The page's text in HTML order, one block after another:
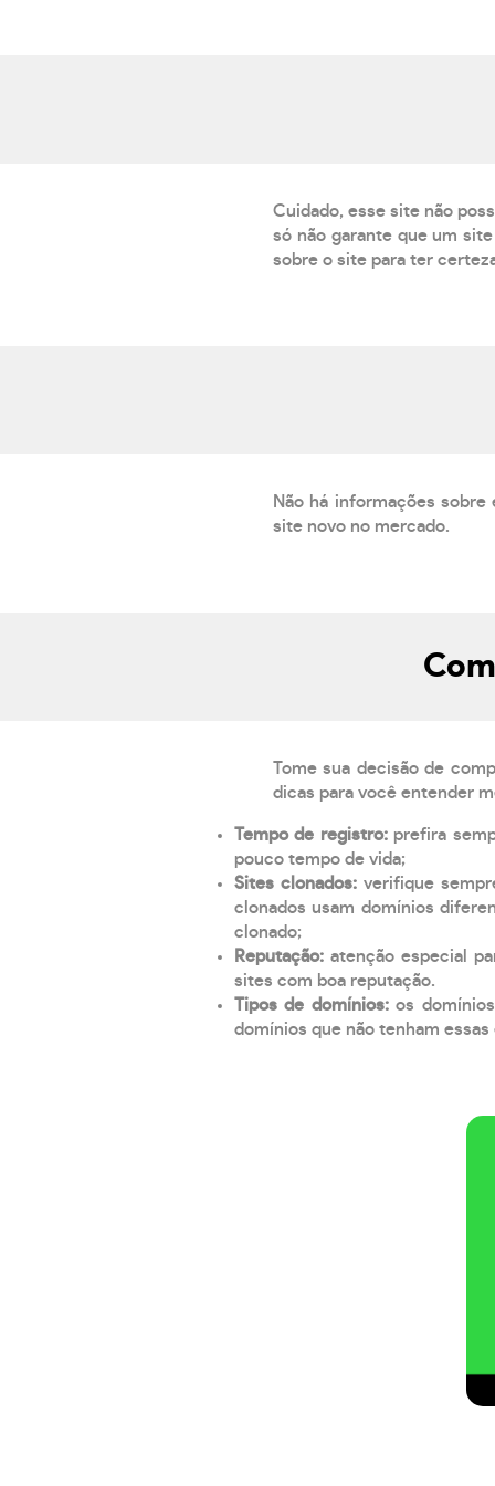
Cuidado, esse site não
só não garante que um
sobre o site para ter
Não há informações
site novo no mercado.
Tome sua decisão de
dicas para você entender
Tempo de registro: prefira
pouco tempo de vida;
Sites clonados: verifique
clonados usam domínios
clonado;
Reputação: atenção especial
sites com boa reputação.
Tipos de domínios:os
domínios que não tenham